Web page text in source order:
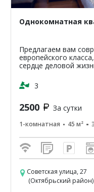
Однокомнатная
Предлагаем вам
европейского
сердце деловой
от сроков и перио...
3
2500 За сутки
1-комнатная 45 м²
Советская улица, 27
(Октябрьский район)